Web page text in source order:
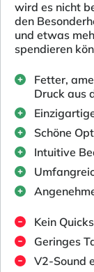
wird es nicht
den
und etwas
spendieren
Fetter,
Druck aus
Schöne
Intuitive
Kein
Geringes
V2-Sound